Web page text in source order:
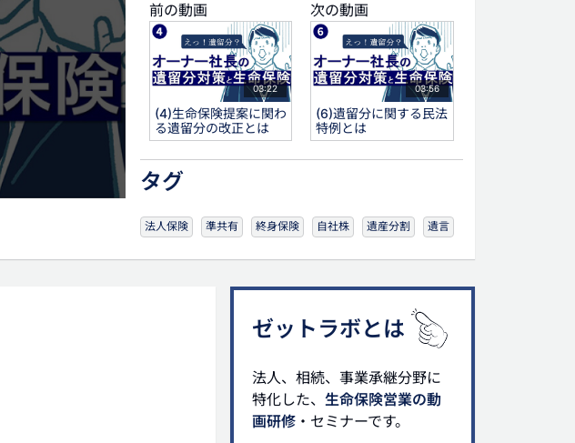
前の動画
03:22
(4)生命保険提案に関わ
る遺留分の改正とは
次の動画
03:56
(6)遺留分に関する民法
特例とは
タグ
法人保険 準共有 終身保険 自社株 遺産分割 遺言
ゼットラボとは
法人、相続、事業承継分野に
特化した、 生命保険営業の動
画研修 ・セミナーです。